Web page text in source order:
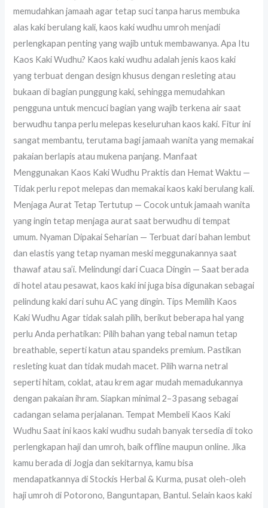
memudahkan jamaah agar tetap suci tanpa harus membuka
alas kaki berulang kali, kaos kaki wudhu umroh menjadi
perlengkapan penting yang wajib untuk membawanya. Apa Itu
Kaos Kaki Wudhu? Kaos kaki wudhu adalah jenis kaos kaki
yang terbuat dengan design khusus dengan resleting atau
bukaan di bagian punggung kaki, sehingga memudahkan
pengguna untuk mencuci bagian yang wajib terkena air saat
berwudhu tanpa perlu melepas keseluruhan kaos kaki. Fitur ini
sangat membantu, terutama bagi jamaah wanita yang memakai
pakaian berlapis atau mukena panjang. Manfaat
Menggunakan Kaos Kaki Wudhu Praktis dan Hemat Waktu —
Tidak perlu repot melepas dan memakai kaos kaki berulang kali.
Menjaga Aurat Tetap Tertutup — Cocok untuk jamaah wanita
yang ingin tetap menjaga aurat saat berwudhu di tempat
umum. Nyaman Dipakai Seharian — Terbuat dari bahan lembut
dan elastis yang tetap nyaman meski meggunakannya saat
thawaf atau sa’i. Melindungi dari Cuaca Dingin — Saat berada
di hotel atau pesawat, kaos kaki ini juga bisa digunakan sebagai
pelindung kaki dari suhu AC yang dingin. Tips Memilih Kaos
Kaki Wudhu Agar tidak salah pilih, berikut beberapa hal yang
perlu Anda perhatikan: Pilih bahan yang tebal namun tetap
breathable, seperti katun atau spandeks premium. Pastikan
resleting kuat dan tidak mudah macet. Pilih warna netral
seperti hitam, coklat, atau krem agar mudah memadukannya
dengan pakaian ihram. Siapkan minimal 2–3 pasang sebagai
cadangan selama perjalanan. Tempat Membeli Kaos Kaki
Wudhu Saat ini kaos kaki wudhu sudah banyak tersedia di toko
perlengkapan haji dan umroh, baik offline maupun online. Jika
kamu berada di Jogja dan sekitarnya, kamu bisa
mendapatkannya di Stockis Herbal & Kurma, pusat oleh-oleh
haji umroh di Potorono, Banguntapan, Bantul. Selain kaos kaki